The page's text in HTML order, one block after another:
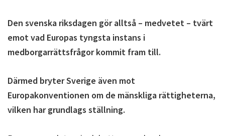
Den svenska riksdagen gör alltså – medvetet – tvärt
emot vad Europas tyngsta instans i
medborgarrättsfrågor kommit fram till.
Därmed bryter Sverige även mot
Europakonventionen om de mänskliga rättigheterna,
vilken har grundlags ställning.